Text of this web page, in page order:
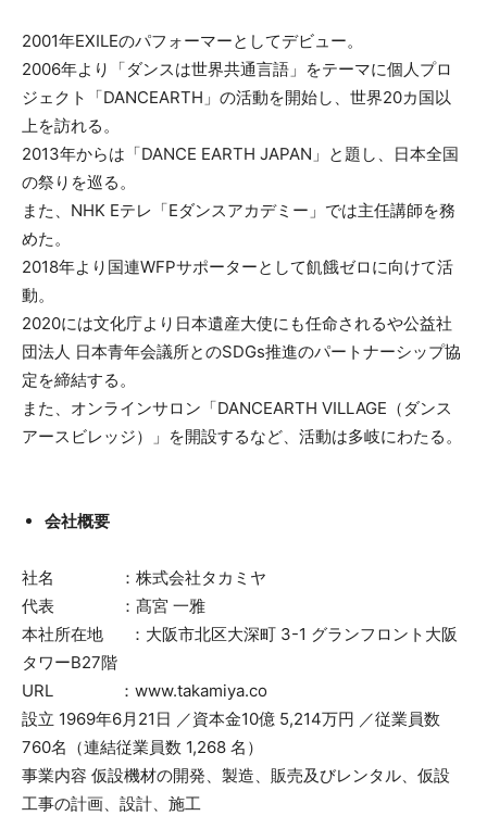
2001年EXILEのパフォーマーとしてデビュー。
2006年より「ダンスは世界共通言語」をテーマに個人プロ
ジェクト「DANCEARTH」の活動を開始し、世界20カ国以
上を訪れる。
2013年からは「DANCE EARTH JAPAN」と題し、日本全国
の祭りを巡る。
また、NHK Eテレ「Eダンスアカデミー」では主任講師を務
めた。
2018年より国連WFPサポーターとして飢餓ゼロに向けて活
動。
2020には文化庁より日本遺産大使にも任命されるや公益社
団法人 日本青年会議所とのSDGs推進のパートナーシップ協
定を締結する。
また、オンラインサロン「DANCEARTH VILLAGE（ダンス
アースビレッジ）」を開設するなど、活動は多岐にわたる。
会社概要
社名 ：株式会社タカミヤ
代表 ：髙宮 一雅
本社所在地 ：大阪市北区大深町 3-1 グランフロント大阪
タワーB27階
URL ：www.takamiya.co
設立 1969年6月21日 ／資本金10億 5,214万円 ／従業員数
760名（連結従業員数 1,268 名）
事業内容 仮設機材の開発、製造、販売及びレンタル、仮設
工事の計画、設計、施工